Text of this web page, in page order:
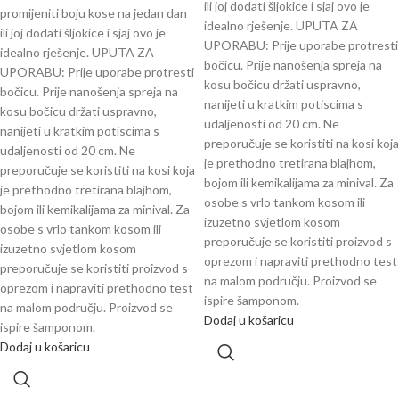
promijeniti boju kose na jedan dan
ili joj dodati šljokice i sjaj ovo je
idealno rješenje. UPUTA ZA
UPORABU: Prije uporabe protresti
bočicu. Prije nanošenja spreja na
kosu bočicu držati uspravno,
nanijeti u kratkim potiscima s
udaljenosti od 20 cm. Ne
preporučuje se koristiti na kosi koja
je prethodno tretirana blajhom,
bojom ili kemikalijama za minival. Za
osobe s vrlo tankom kosom ili
izuzetno svjetlom kosom
preporučuje se koristiti proizvod s
oprezom i napraviti prethodno test
na malom području. Proizvod se
ispire šamponom.
Dodaj u košaricu
ili joj dodati šljokice i sjaj ovo je
idealno rješenje. UPUTA ZA
UPORABU: Prije uporabe protresti
bočicu. Prije nanošenja spreja na
kosu bočicu držati uspravno,
nanijeti u kratkim potiscima s
udaljenosti od 20 cm. Ne
preporučuje se koristiti na kosi koja
je prethodno tretirana blajhom,
bojom ili kemikalijama za minival. Za
osobe s vrlo tankom kosom ili
izuzetno svjetlom kosom
preporučuje se koristiti proizvod s
oprezom i napraviti prethodno test
na malom području. Proizvod se
ispire šamponom.
Dodaj u košaricu